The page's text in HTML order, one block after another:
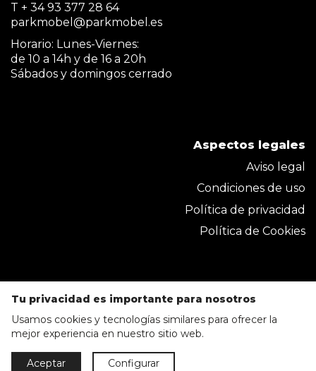
T + 34 93 377 28 64
parkmobel@parkmobel.es
Horario: Lunes-Viernes:
de 10 a 14h y de 16 a 20h
Sábados y domingos cerrado
Aspectos legales
Aviso legal
Condiciones de uso
Política de privacidad
Política de Cookies
Parkmobel Instaladora S.L. 2020 © Todos los
derechos reservados
Tu privacidad es importante para nosotros
Usamos cookies y tecnologías similares para ofrecer la
mejor experiencia en nuestro sitio web.
Aceptar Configurar